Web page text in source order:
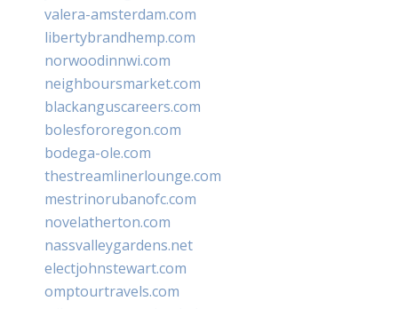
valera-amsterdam.com
libertybrandhemp.com
norwoodinnwi.com
neighboursmarket.com
blackanguscareers.com
bolesfororegon.com
bodega-ole.com
thestreamlinerlounge.com
mestrinorubanofc.com
novelatherton.com
nassvalleygardens.net
electjohnstewart.com
omptourtravels.com